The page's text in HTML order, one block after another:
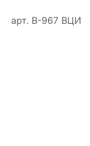
арт. В-967 ВЦИ